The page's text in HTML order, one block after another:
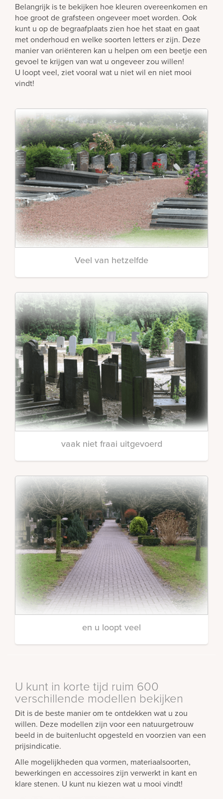
Belangrijk is te bekijken hoe kleuren overeenkomen en
hoe groot de grafsteen ongeveer moet worden. Ook
kunt u op de begraafplaats zien hoe het staat en gaat
met onderhoud en welke soorten letters er zijn. Deze
manier van oriënteren kan u helpen om een beetje een
gevoel te krijgen van wat u ongeveer zou willen!
U loopt veel, ziet vooral wat u niet wil en niet mooi
vindt!
Veel van hetzelfde
vaak niet fraai uitgevoerd
en u loopt veel
U kunt in korte tijd ruim 600
verschillende modellen bekijken
Dit is de beste manier om te ontdekken wat u zou
willen. Deze modellen zijn voor een natuurgetrouw
beeld in de buitenlucht opgesteld en voorzien van een
prijsindicatie.
Alle mogelijkheden qua vormen, materiaalsoorten,
bewerkingen en accessoires zijn verwerkt in kant en
klare stenen. U kunt nu kiezen wat u mooi vindt!